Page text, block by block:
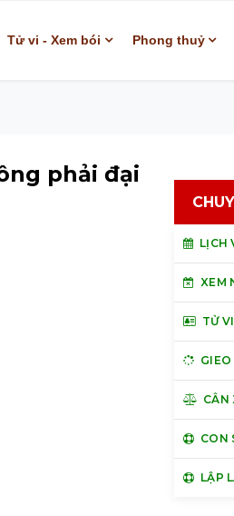
Tử vi - Xem bói Phong thuỷ
phải đại
LỊCH
XEM
TỬ
CÂN
CON
LẬP